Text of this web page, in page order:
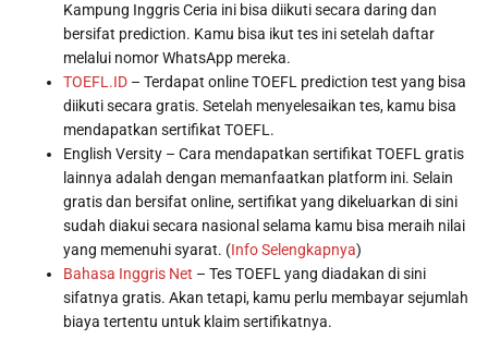
Kampung Inggris Ceria ini bisa diikuti secara daring dan
bersifat prediction. Kamu bisa ikut tes ini setelah daftar
melalui nomor WhatsApp mereka.
TOEFL.ID – Terdapat online TOEFL prediction test yang bisa
diikuti secara gratis. Setelah menyelesaikan tes, kamu bisa
mendapatkan sertifikat TOEFL.
English Versity – Cara mendapatkan sertifikat TOEFL gratis
lainnya adalah dengan memanfaatkan platform ini. Selain
gratis dan bersifat online, sertifikat yang dikeluarkan di sini
sudah diakui secara nasional selama kamu bisa meraih nilai
yang memenuhi syarat. (Info Selengkapnya)
Bahasa Inggris Net – Tes TOEFL yang diadakan di sini
sifatnya gratis. Akan tetapi, kamu perlu membayar sejumlah
biaya tertentu untuk klaim sertifikatnya.